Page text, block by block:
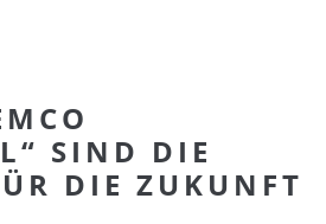
SIND DIE
DIE ZUKUNFT